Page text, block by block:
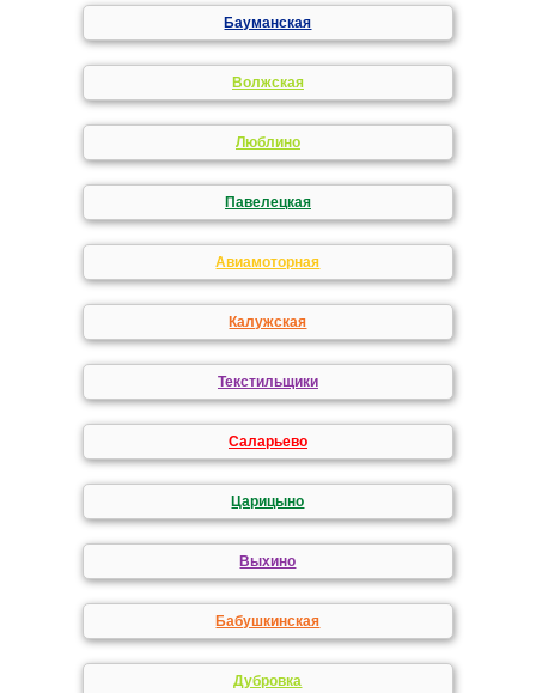
Бауманская
Волжская
Люблино
Павелецкая
Авиамоторная
Калужская
Текстильщики
Саларьево
Царицыно
Выхино
Бабушкинская
Дубровка